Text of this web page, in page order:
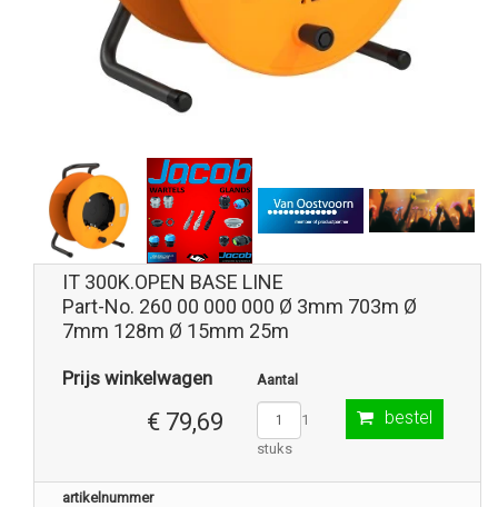
IT 300K.OPEN BASE LINE
Part-No. 260 00 000 000 Ø 3mm 703m Ø
7mm 128m Ø 15mm 25m
Prijs winkelwagen
€ 79,69
Aantal
1
stuks
bestel
artikelnummer